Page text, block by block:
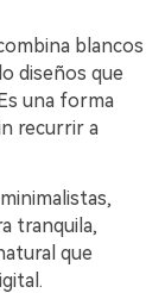
blancos
diseños que
una forma
recurrir a
tranquila,
que